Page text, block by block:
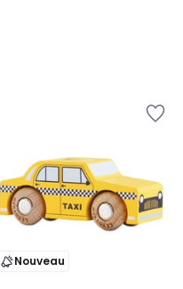
Nouveau